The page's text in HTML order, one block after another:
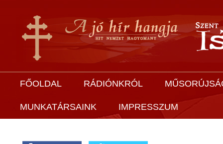
FŐOLDAL RÁDIÓNKRÓL
MUNKATÁRSAINK IMPRESSZUM